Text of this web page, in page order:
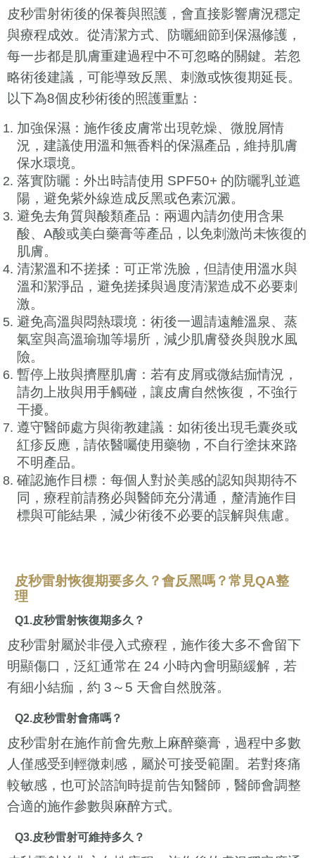
皮秒雷射術後的保養與照護，會直接影響膚況穩定
與療程成效。從清潔方式、防曬細節到保濕修護，
每一步都是肌膚重建過程中不可忽略的關鍵。若忽
略術後建議，可能導致反黑、刺激或恢復期延長。
以下為8個皮秒術後的照護重點：
加強保濕：施作後皮膚常出現乾燥、微脫屑情
況，建議使用溫和無香料的保濕產品，維持肌膚
保水環境。
落實防曬：外出時請使用 SPF50+ 的防曬乳並遮
陽，避免紫外線造成反黑或色素沉澱。
避免去角質與酸類產品：兩週內請勿使用含果
酸、A酸或美白藥膏等產品，以免刺激尚未恢復的
肌膚。
清潔溫和不搓揉：可正常洗臉，但請使用溫水與
溫和潔淨品，避免搓揉與過度清潔造成不必要刺
激。
避免高溫與悶熱環境：術後一週請遠離溫泉、蒸
氣室與高溫瑜珈等場所，減少肌膚發炎與脫水風
險。
暫停上妝與擠壓肌膚：若有皮屑或微結痂情況，
請勿上妝與用手觸碰，讓皮膚自然恢復，不強行
干擾。
遵守醫師處方與衛教建議：如術後出現毛囊炎或
紅疹反應，請依醫囑使用藥物，不自行塗抹來路
不明產品。
確認施作目標：每個人對於美感的認知與期待不
同，療程前請務必與醫師充分溝通，釐清施作目
標與可能結果，減少術後不必要的誤解與焦慮。
皮秒雷射恢復期要多久？會反黑嗎？常見QA整
理
Q1.皮秒雷射恢復期多久？
皮秒雷射屬於非侵入式療程，施作後大多不會留下
明顯傷口，泛紅通常在 24 小時內會明顯緩解，若
有細小結痂，約 3～5 天會自然脫落。
Q2.皮秒雷射會痛嗎？
皮秒雷射在施作前會先敷上麻醉藥膏，過程中多數
人僅感受到輕微刺感，屬於可接受範圍。若對疼痛
較敏感，也可於諮詢時提前告知醫師，醫師會調整
合適的施作參數與麻醉方式。
Q3.皮秒雷射可維持多久？